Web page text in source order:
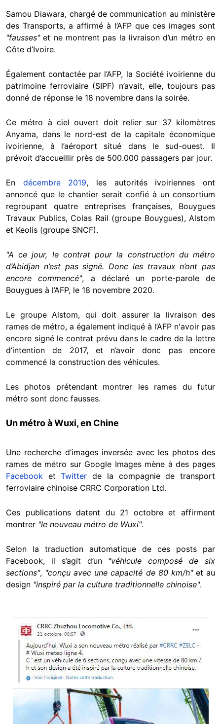
Samou Diawara, chargé de communication au ministère
des Transports, a affirmé à l’AFP que ces images sont
"fausses"et ne montrent pas la livraison d’un métro en
Côte d’Ivoire.
Également contactée par l’AFP, la Société ivoirienne du
patrimoine ferroviaire (SIPF) n’avait, elle, toujours pas
donné de réponse le 18 novembre dans la soirée.
Ce métro à ciel ouvert doit relier sur 37 kilomètres
Anyama, dans le nord-est de la capitale économique
ivoirienne, à l’aéroport situé dans le sud-ouest. Il
prévoit d’accueillir près de 500.000 passagers par jour.
En décembre 2019, les autorités ivoiriennes ont
annoncé que le chantier serait confié à un consortium
regroupant quatre entreprises françaises, Bouygues
Travaux Publics, Colas Rail (groupe Bouygues), Alstom
et Keolis (groupe SNCF).
"A ce jour, le contrat pour la construction du métro
d’Abidjan n’est pas signé. Donc les travaux n’ont pas
encore commencé", a déclaré un porte-parole de
Bouygues à l’AFP, le 18 novembre 2020.
Le groupe Alstom, qui doit assurer la livraison des
rames de métro, a également indiqué à l’AFP n'avoir pas
encore signé le contrat prévu dans le cadre de la lettre
d’intention de 2017, et n’avoir donc pas encore
commencé la construction des véhicules.
Les photos prétendant montrer les rames du futur
métro sont donc fausses.
Un métro à Wuxi, en Chine
Une recherche d’images inversée avec les photos des
rames de métro sur Google Images mène à des pages
Facebook etTwitter de la compagnie de transport
ferroviaire chinoise CRRC Corporation Ltd.
Ces publications datent du 21 octobre et affirment
montrer "le nouveau métro de Wuxi".
Selon la traduction automatique de ces posts par
Facebook, il s’agit d’un "véhicule composé de six
sections", "conçu avec une capacité de 80 km/h"et au
design "inspiré par la culture traditionnelle chinoise".
Image